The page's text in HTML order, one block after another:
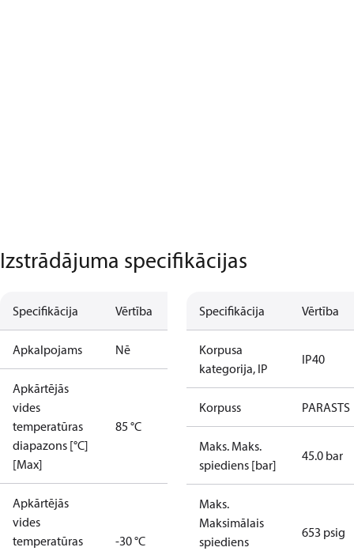
Izstrādājuma specifikācijas
Specifikācija Vērtība
Apkalpojams Nē
Apkārtējās
vides
temperatūras
diapazons [°C]
[Max]
85 °C
Apkārtējās
vides
temperatūras
-30 °C
Specifikācija Vērtība
Korpusa
kategorija, IP
IP40
Korpuss PARASTS
Maks. Maks.
spiediens [bar]
45.0 bar
Maks.
Maksimālais
spiediens
653 psig